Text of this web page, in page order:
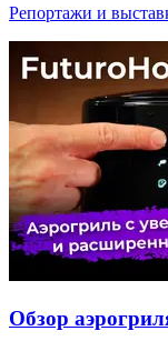
Репортажи и
Обзор